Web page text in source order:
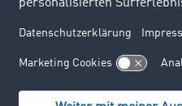
nicht aufteilen, sie
Bestimmungen
Einhaltung von Lenk- und
(BAG). Die Daten